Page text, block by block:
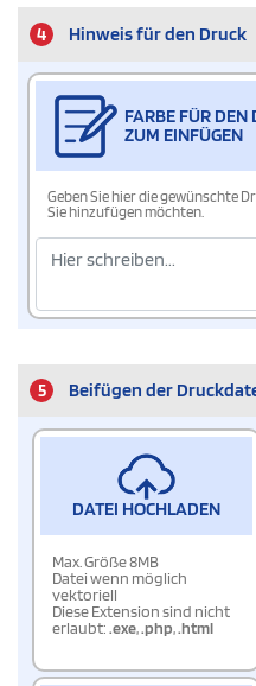
4 Hinweis für den Druck
FARBE FÜR DEN
ZUM EINFÜGEN
Geben Sie hier die gewünschte
Sie hinzufügen möchten.
5 Beifügen der
DATEI HOCHLADEN
Max. Größe 8MB
Datei wenn möglich
vektoriell
Diese Extension sind nicht
erlaubt:.exe,.php,.html